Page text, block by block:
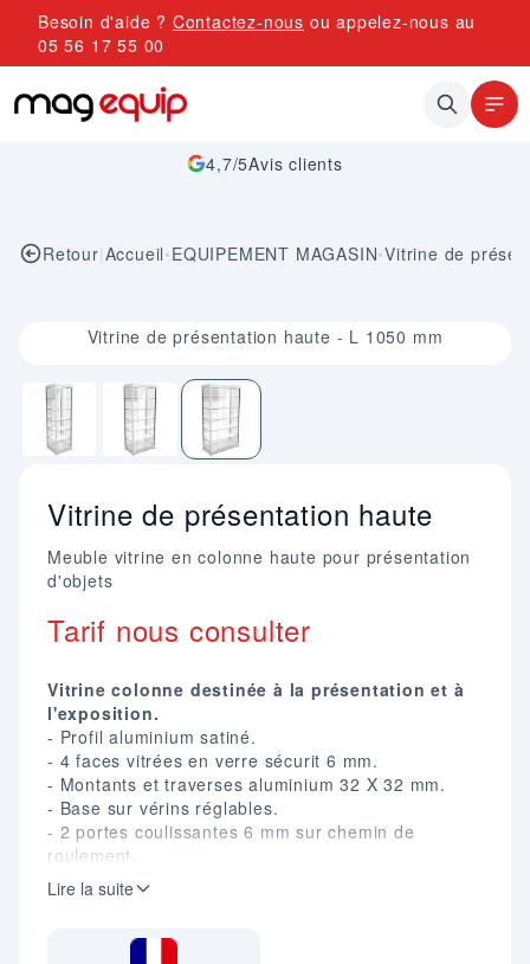
Allez au contenu
Besoin d'aide ? Contactez-nous ou appelez-nous au
05 56 17 55 00
4,7/5Avis clients
Retour|Accueil•EQUIPEMENT MAGASIN•Vitrine de
Image 3 sur 3Vitrine de présentation haute - L 1050 mm
Vitrine de présentation haute
Meuble vitrine en colonne haute pour présentation
d'objets
Tarif nous consulter
Vitrine colonne destinée à la présentation et à
l'exposition.
- Profil aluminium satiné.
- 4 faces vitrées en verre sécurit 6 mm.
- Montants et traverses aluminium 32 X 32 mm.
- Base sur vérins réglables.
- 2 portes coulissantes 6 mm sur chemin de
roulement.
- Fermeture par serrure à clé.
- Plafonden mélaminé 19 mm.
- 5 étagères réglables en hauteur en verre sécurit
Lire la suite